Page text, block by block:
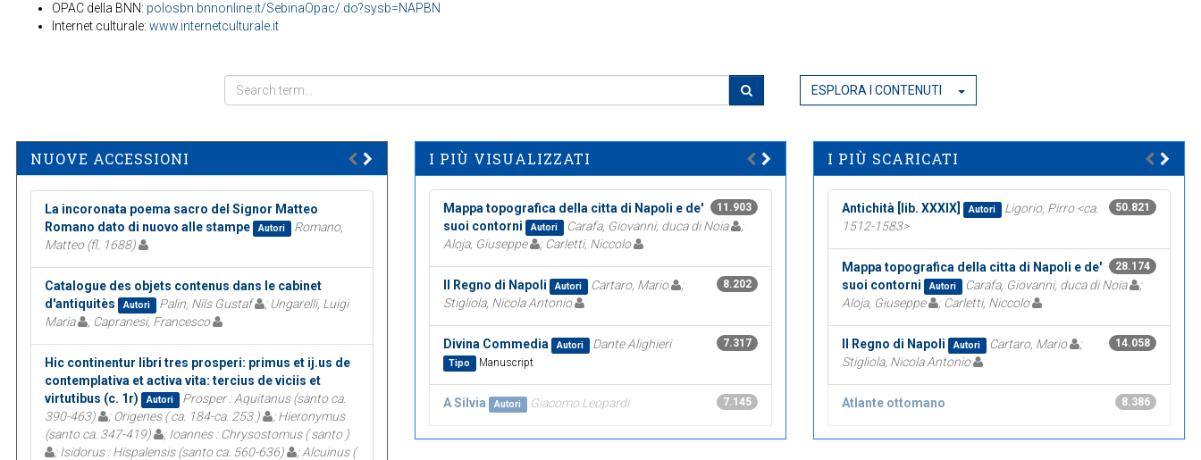
OPAC della BNN: polosbn.bnnonline.it/SebinaOpac/.do?sysb=NAPBN
Internet culturale: www.internetculturale.it
ESPLORA I CONTENUTI
NUOVE ACCESSIONI
La incoronata poema sacro del Signor Matteo
Romano dato di nuovo alle stampe
Autori
Romano,
Matteo (fl. 1688)
Catalogue des objets contenus dans le cabinet
d'antiquitès
Autori Palin, Nils Gustaf
; Ungarelli, Luigi
Maria
; Capranesi, Francesco
Hic continentur libri tres prosperi: primus et ij.us de
contemplativa et activa vita: tercius de viciis et
virtutibus (c. 1r)
Autori
Prosper : Aquitanus (santo ca.
390-463)
; Origenes ( ca. 184-ca. 253 )
; Hieronymus
(santo ca. 347-419)
; Ioannes : Chrysostomus ( santo )
; Isidorus : Hispalensis (santo ca. 560-636)
; Alcuinus (
I PIÙ VISUALIZZATI
11.903
Mappa topografica della citta di Napoli e de'
suoi contorni
Autori Carafa, Giovanni, duca di Noia
;
Aloja, Giuseppe
; Carletti, Niccolo
8.202
Il Regno di Napoli Autori Cartaro, Mario
;
Stigliola, Nicola Antonio
7.317
Divina Commedia Autori Dante Alighieri
Tipo Manuscript
7.145
A Silvia Autori Giacomo Leopardi
I PIÙ SCARICATI
50.821
Antichità [lib. XXXIX] Autori
Ligorio, Pirro <ca.
1512-1583>
28.174
Mappa topografica della citta di Napoli e de'
suoi contorni
Autori Carafa, Giovanni, duca di Noia
;
Aloja, Giuseppe
; Carletti, Niccolo
14.058
Il Regno di Napoli Autori Cartaro, Mario
;
Stigliola, Nicola Antonio
8.386
Atlante ottomano